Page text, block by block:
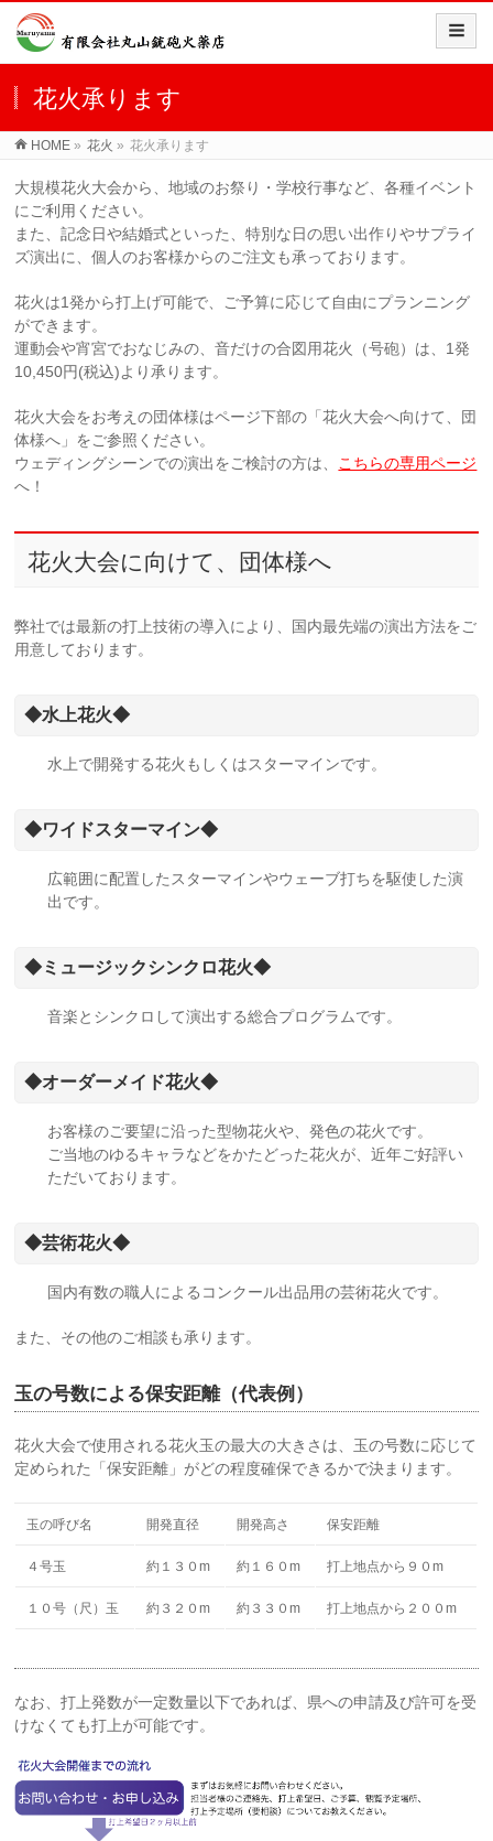
花火承ります
HOME » 花火 » 花火承ります
大規模花火大会から、地域のお祭り・学校行事など、各種イベント
にご利用ください。
また、記念日や結婚式といった、特別な日の思い出作りやサプライ
ズ演出に、個人のお客様からのご注文も承っております。
花火は1発から打上げ可能で、ご予算に応じて自由にプランニング
ができます。
運動会や宵宮でおなじみの、音だけの合図用花火（号砲）は、1発
10,450円(税込)より承ります。
花火大会をお考えの団体様はページ下部の「花火大会へ向けて、団
体様へ」をご参照ください。
ウェディングシーンでの演出をご検討の方は、 こちらの専用ページ
へ！
花火大会に向けて、団体様へ
弊社では最新の打上技術の導入により、国内最先端の演出方法をご
用意しております。
◆水上花火◆
水上で開発する花火もしくはスターマインです。
◆ワイドスターマイン◆
広範囲に配置したスターマインやウェーブ打ちを駆使した演
出です。
◆ミュージックシンクロ花火◆
音楽とシンクロして演出する総合プログラムです。
◆オーダーメイド花火◆
お客様のご要望に沿った型物花火や、発色の花火です。
ご当地のゆるキャラなどをかたどった花火が、近年ご好評い
ただいております。
◆芸術花火◆
国内有数の職人によるコンクール出品用の芸術花火です。
また、その他のご相談も承ります。
玉の号数による保安距離（代表例）
花火大会で使用される花火玉の最大の大きさは、玉の号数に応じて
定められた「保安距離」がどの程度確保できるかで決まります。
玉の呼び名 開発直径 開発高さ 保安距離
４号玉 約１３０m 約１６０m 打上地点から９０m
１０号（尺）玉 約３２０m 約３３０m 打上地点から２００m
なお、打上発数が一定数量以下であれば、県への申請及び許可を受
けなくても打上が可能です。